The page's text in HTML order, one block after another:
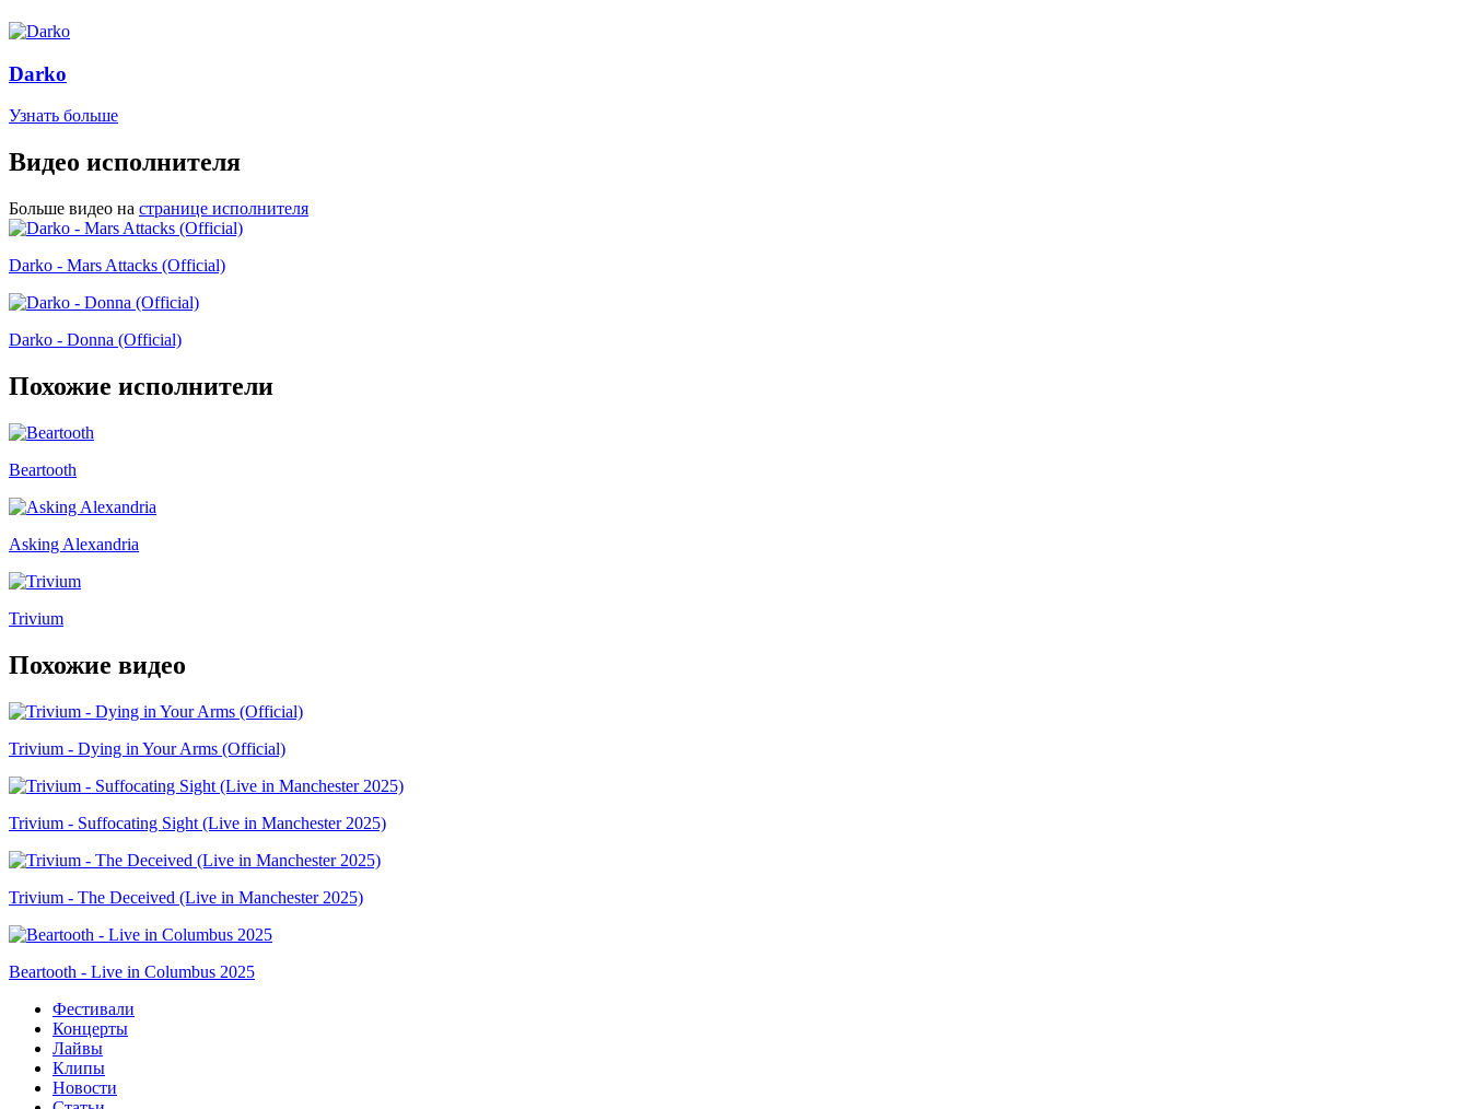
Darko
Узнать больше
Видео исполнителя
Больше видео на странице исполнителя
Darko - Mars Attacks (Official)
Darko - Donna (Official)
Похожие исполнители
Beartooth
Asking Alexandria
Trivium
Похожие видео
Trivium - Dying in Your Arms (Official)
Trivium - Suffocating Sight (Live in Manchester 2025)
Trivium - The Deceived (Live in Manchester 2025)
Beartooth - Live in Columbus 2025
Фестивали
Концерты
Лайвы
Клипы
Новости